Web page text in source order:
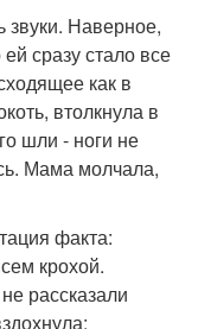
Наверное,
сразу стало все
как в
втолкнула в
шли - ноги не
Мама молчала,
факта:
крохой.
рассказали